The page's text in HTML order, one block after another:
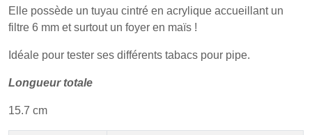
Elle possède un tuyau cintré en acrylique accueillant un
filtre 6 mm et surtout un foyer en maïs !
Idéale pour tester ses différents tabacs pour pipe.
Longueur totale
15.7 cm